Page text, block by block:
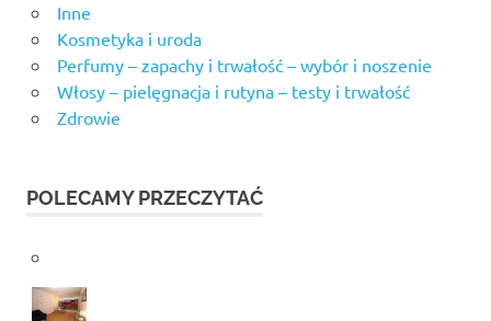
Inne
Kosmetyka i uroda
Perfumy – zapachy i trwałość – wybór i noszenie
Włosy – pielęgnacja i rutyna – testy i trwałość
Zdrowie
POLECAMY PRZECZYTAĆ